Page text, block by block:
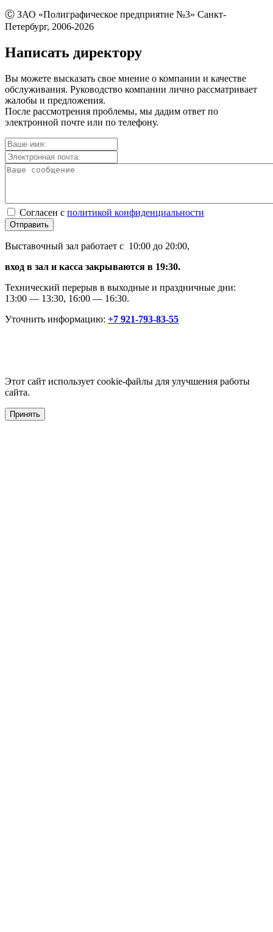
Ⓒ ЗАО «Полиграфическое предприятие №3» Санкт-
Петербург, 2006-2026
Написать директору
Вы можете высказать свое мнение о компании и качестве
обслуживания. Руководство компании лично рассматривает
жалобы и предложения.
После рассмотрения проблемы, мы дадим ответ по
электронной почте или по телефону.
Согласен с политикой конфиденциальности
Отправить
Выставочный зал работает с 10:00 до 20:00,
вход в зал и касса закрываются в 19:30.
Технический перерыв в выходные и праздничные дни:
13:00 — 13:30, 16:00 — 16:30.
Уточнить информацию: +7 921-793-83-55
Этот сайт использует cookie-файлы для улучшения работы
сайта.
Принять